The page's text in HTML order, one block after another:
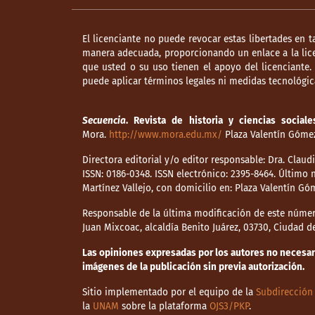
El licenciante no puede revocar estas libertades
manera adecuada, proporcionando un enlace a la
que usted o su uso tienen el apoyo del licenciante.
puede aplicar términos legales ni medidas
Secuencia. Revista de historia y ciencias
Mora. http://www.mora.edu.mx/ Plaza Valentín
Directora editorial y/o editor responsable: Dra.
ISSN: 0186-0348. ISSN electrónico: 2395-8464.
Martínez Vallejo, con domicilio en: Plaza Valentín
Responsable de la última modificación de este
Juan Mixcoac, alcaldía Benito Juárez, 03730, Ciudad
Las opiniones expresadas por los autores no
imágenes de la publicación sin previa autorización.
Sitio implementado por el equipo de la Subdirección
la UNAM sobre la plataforma OJS3/PKP.